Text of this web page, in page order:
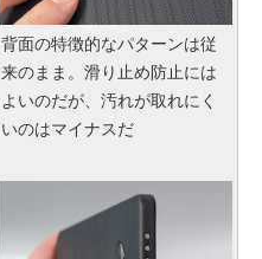
背面の特徴的なパターンは従
来のまま。滑り止め防止には
よいのだが、汚れが取れにく
いのはマイナスだ